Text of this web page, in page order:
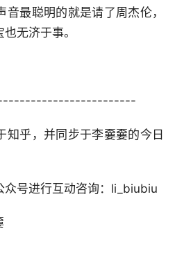
最聪明的就是请了周杰伦，
无济于事。
知乎，并同步于李嫑嫑的今日
众号进行互动咨询：li_biubiu